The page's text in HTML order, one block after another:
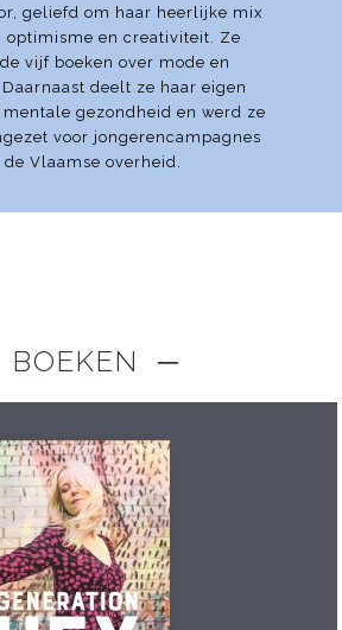
geliefd om haar heerlijke mix
optimisme en creativiteit. Ze
vijf boeken over mode en
deelt ze haar eigen
gezondheid en werd ze
voor jongerencampagnes
de Vlaamse overheid.
─